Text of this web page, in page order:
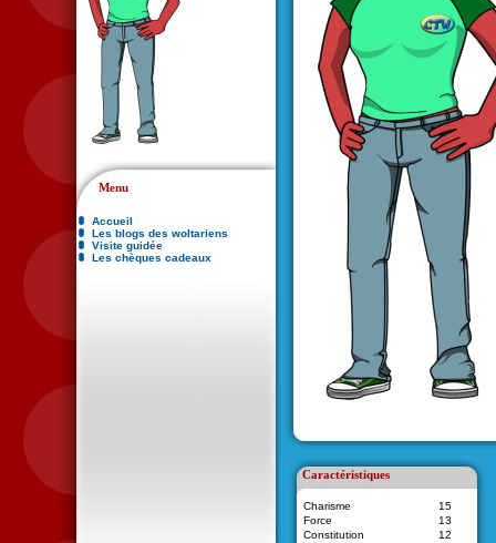
Menu
Accueil
Les blogs des woltariens
Visite guidée
Les chèques cadeaux
Caractéristiques
Charisme
15
Force
13
Constitution
12